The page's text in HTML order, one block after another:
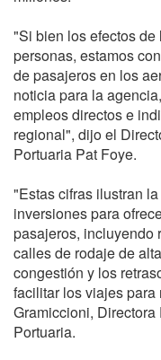
"Si bien los efectos
personas, estamos
de pasajeros en los
noticia para la
empleos directos e
regional", dijo el
Portuaria Pat Foye.
"Estas cifras ilustran
inversiones para
pasajeros, incluyendo
calles de rodaje de
congestión y los
facilitar los viajes
Gramiccioni,
Portuaria.